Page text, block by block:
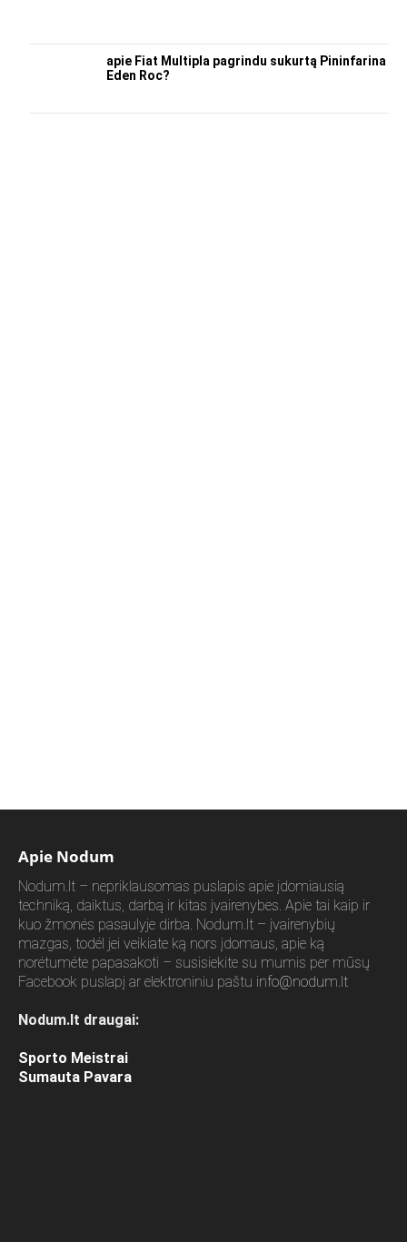
apie Fiat Multipla pagrindu sukurtą Pininfarina
Eden Roc?
Apie Nodum
Nodum.lt – nepriklausomas puslapis apie įdomiausią
techniką, daiktus, darbą ir kitas įvairenybes. Apie tai kaip ir
kuo žmonės pasaulyje dirba. Nodum.lt – įvairenybių
mazgas, todėl jei veikiate ką nors įdomaus, apie ką
norėtumėte papasakoti – susisiekite su mumis per mūsų
Facebook puslapį ar elektroniniu paštu info@nodum.lt
Nodum.lt draugai:
Sporto Meistrai
Sumauta Pavara